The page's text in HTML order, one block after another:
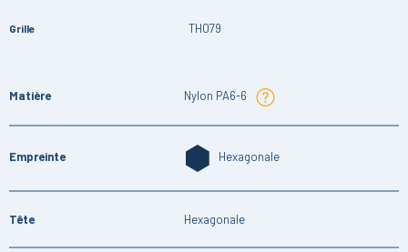
Grille TH079
Matière Nylon PA6-6
Empreinte Hexagonale
Tête Hexagonale